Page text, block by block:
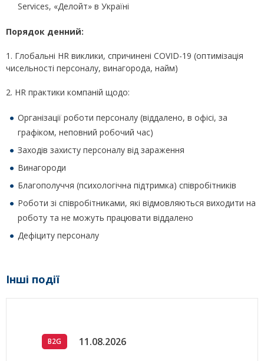
Services, «Делойт» в Україні
Порядок денний:
1. Глобальні HR виклики, спричинені COVID-19 (оптимізація
чисельності персоналу, винагорода, найм)
2. HR практики компаній щодо:
Організації роботи персоналу (віддалено, в офісі, за
графіком, неповний робочий час)
Заходів захисту персоналу від зараження
Винагороди
Благополуччя (психологічна підтримка) співробітників
Роботи зі співробітниками, які відмовляються виходити на
роботу та не можуть працювати віддалено
Дефіциту персоналу
Інші події
B2G 11.08.2026